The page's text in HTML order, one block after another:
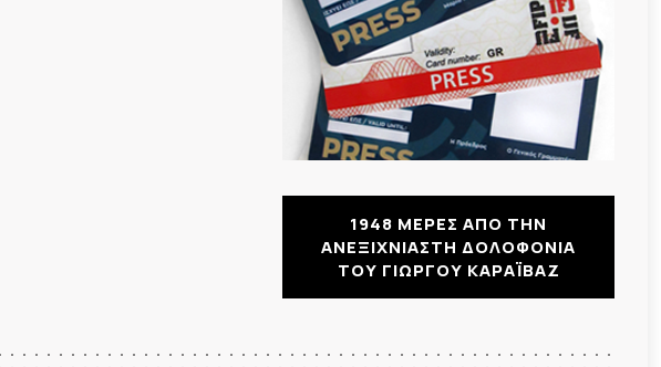
1948 ΜΕΡΕΣ ΑΠΟ ΤΗΝ
ΑΝΕΞΙΧΝΙΑΣΤΗ ΔΟΛΟΦΟΝΙΑ
ΤΟΥ ΓΙΩΡΓΟΥ ΚΑΡΑΪΒΑΖ